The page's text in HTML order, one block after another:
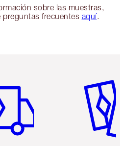
sobre las muestras,
preguntas frecuentes aquí.